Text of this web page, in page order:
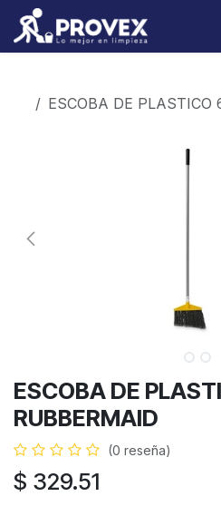
Ir al contenido
ESCOBA DE PLASTICO
ESCOBA DE
RUBBERMAID
(0 reseña)
$ 329.51